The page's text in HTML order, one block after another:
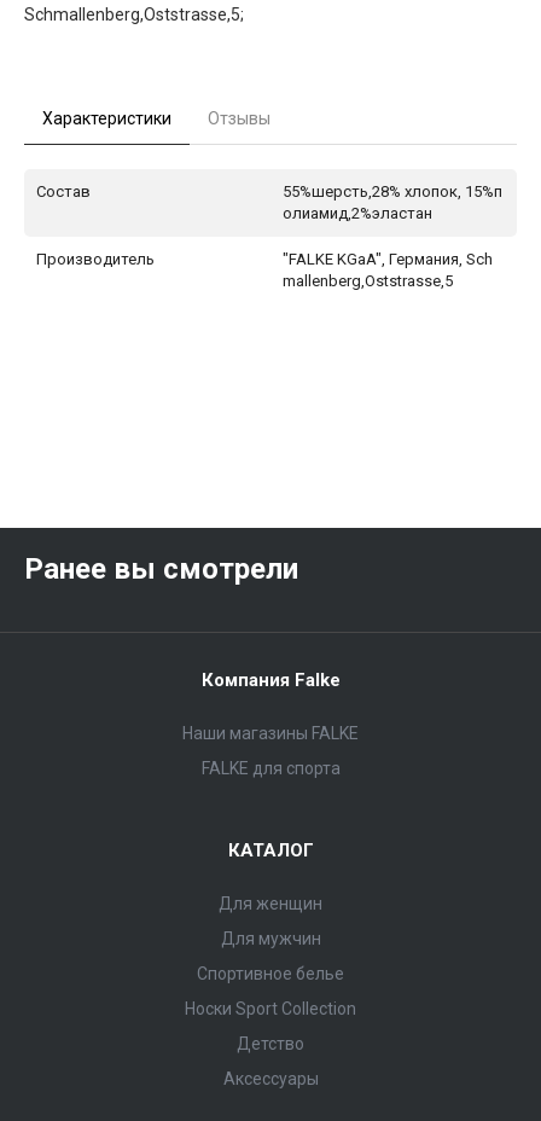
Schmallenberg,Oststrasse,5;
Характеристики Отзывы
Состав
55%шерсть,28% хлопок, 15%п
олиамид,2%эластан
Производитель
"FALKE KGaA", Германия, Sch
mallenberg,Oststrasse,5
Ранее вы смотрели
Компания Falke
Наши магазины FALKE
FALKE для спорта
КАТАЛОГ
Для женщин
Для мужчин
Спортивное белье
Носки Sport Collection
Детство
Аксессуары